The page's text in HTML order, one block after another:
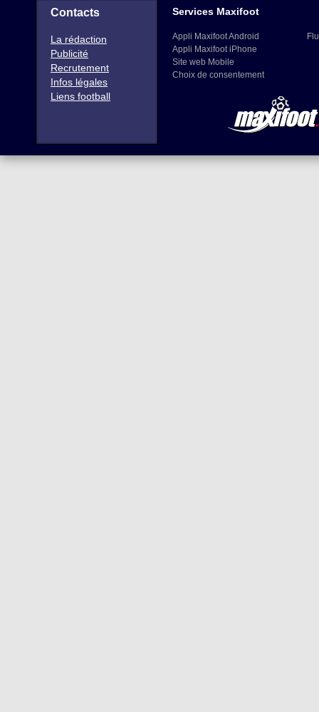
Contacts
La rédaction
Publicité
Recrutement
Infos légales
Liens football
Services Maxifoot
Appli Maxifoot Android
Appli Maxifoot iPhone
Site web Mobile
Choix de consentement